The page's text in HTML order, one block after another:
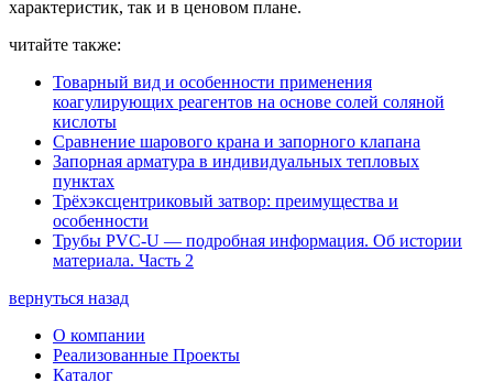
характеристик, так и в ценовом плане.
читайте также:
Товарный вид и особенности применения
коагулирующих реагентов на основе солей соляной
кислоты
Сравнение шарового крана и запорного клапана
Запорная арматура в индивидуальных тепловых
пунктах
Трёхэксцентриковый затвор: преимущества и
особенности
Трубы PVC-U — подробная информация. Об истории
материала. Часть 2
вернуться назад
О компании
Реализованные Проекты
Каталог